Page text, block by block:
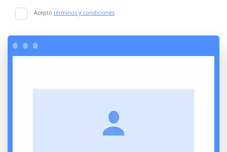
Acepto términos y condiciones